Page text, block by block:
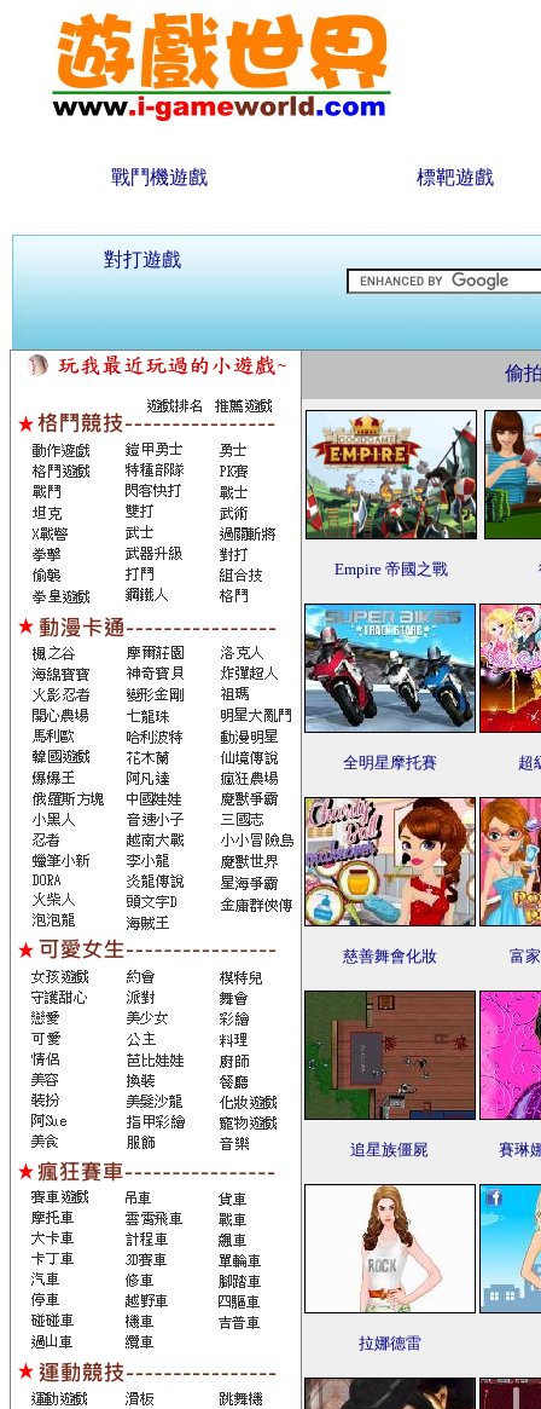
戰鬥機遊戲 標靶遊戲
對打遊戲
偷
Empire 帝國之戰
全明星摩托賽 超
慈善舞會化妝 富
追星族僵屍 賽琳
拉娜德雷